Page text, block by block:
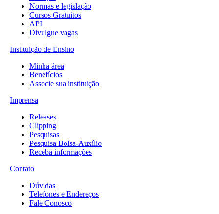
Normas e legislação
Cursos Gratuitos
API
Divulgue vagas
Instituição de Ensino
Minha área
Benefícios
Associe sua instituição
Imprensa
Releases
Clipping
Pesquisas
Pesquisa Bolsa-Auxílio
Receba informações
Contato
Dúvidas
Telefones e Endereços
Fale Conosco